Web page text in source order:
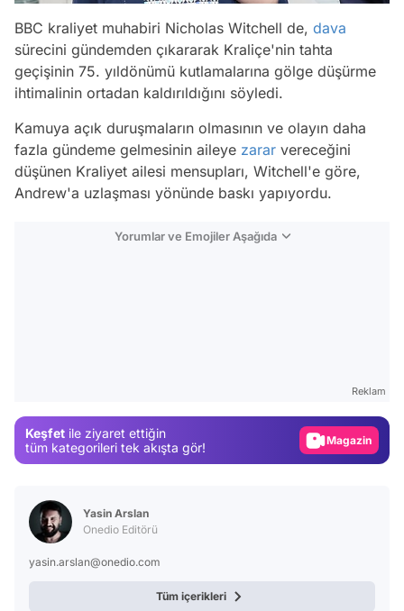
BBC kraliyet muhabiri Nicholas Witchell de, dava
sürecini gündemden çıkararak Kraliçe'nin tahta
geçişinin 75. yıldönümü kutlamalarına gölge düşürme
ihtimalinin ortadan kaldırıldığını söyledi.
Kamuya açık duruşmaların olmasının ve olayın daha
fazla gündeme gelmesinin aileye zarar vereceğini
düşünen Kraliyet ailesi mensupları, Witchell'e göre,
Andrew'a uzlaşması yönünde baskı yapıyordu.
Yorumlar ve Emojiler Aşağıda
Reklam
Keşfet ile ziyaret ettiğin
tüm kategorileri tek akışta gör!
Magazin
Yasin Arslan
Onedio Editörü
yasin.arslan@onedio.com
Tüm içerikleri